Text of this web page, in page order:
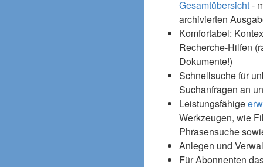
Gesamtübersicht-
archivierten
Komfortabel:
Recherche-Hilfen
Dokumente!)
Schnellsuche für
Suchanfragen an
Leistungsfähige
Werkzeugen, wie
Phrasensuche
Anlegen und
Für Abonnenten